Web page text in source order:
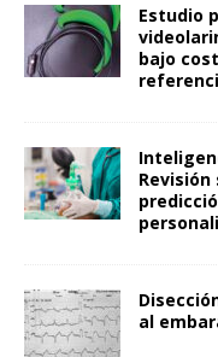
Estudio
bajo
al